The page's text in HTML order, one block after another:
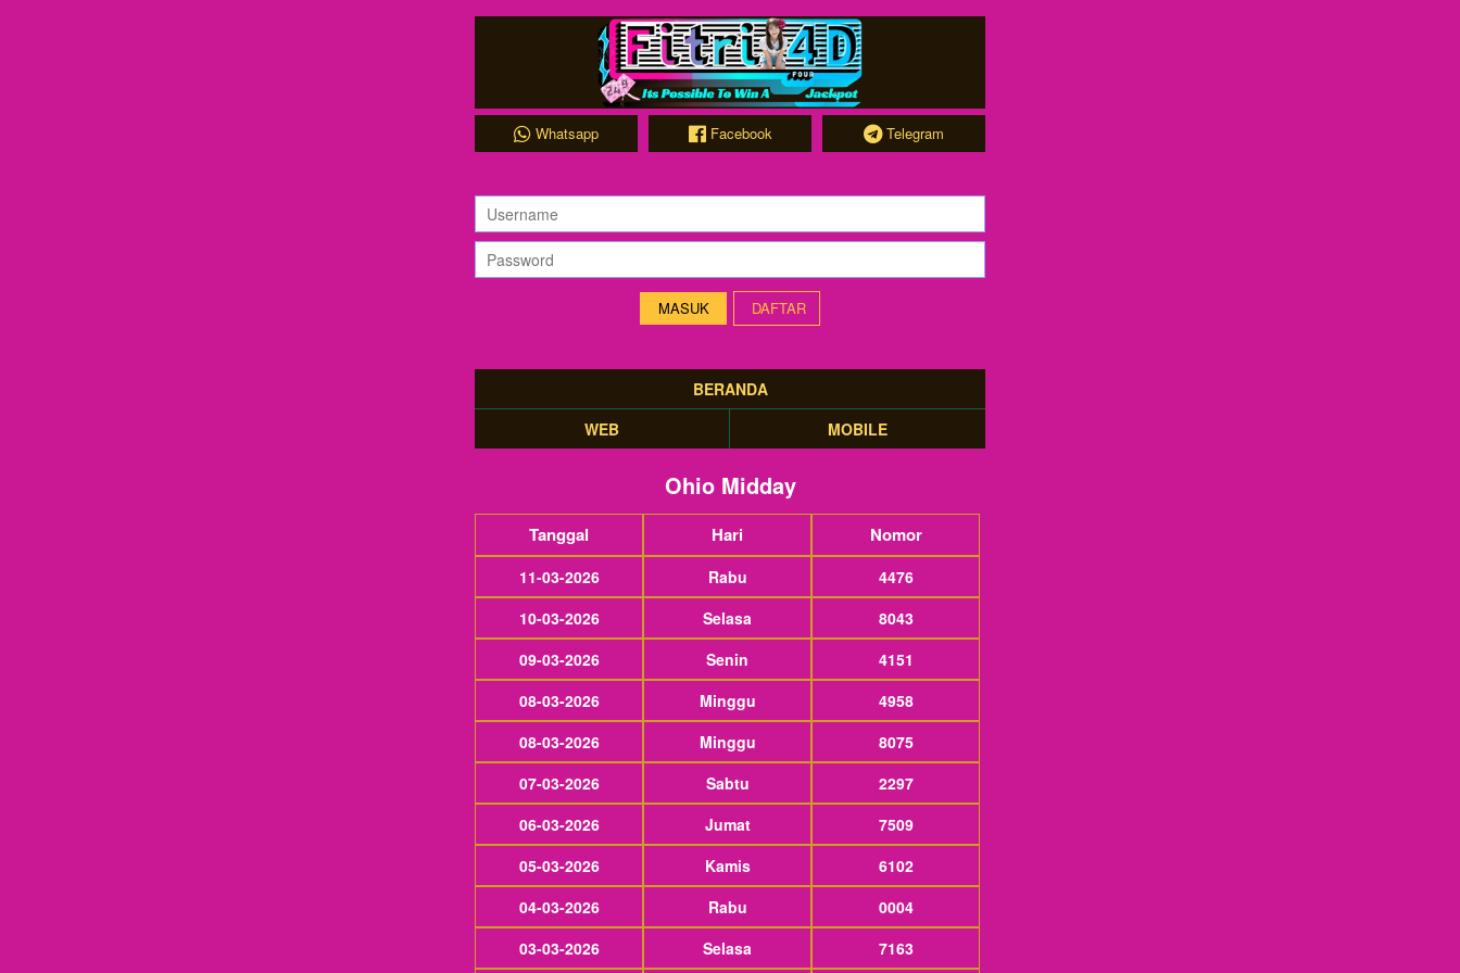
Whatsapp Facebook Telegram
DAFTAR
BERANDA
WEB
MOBILE
Ohio Midday
Tanggal Hari Nomor
11-03-2026 Rabu
4476
10-03-2026
Selasa
8043
09-03-2026
Senin
4151
08-03-2026
Minggu
4958
08-03-2026
Minggu
8075
07-03-2026
Sabtu
2297
06-03-2026
Jumat
7509
05-03-2026
Kamis
6102
04-03-2026
Rabu
0004
03-03-2026
Selasa 7163